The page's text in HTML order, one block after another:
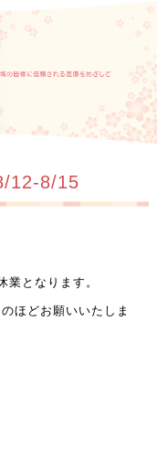
12-8/15
となります。
ほどお願いいたしま